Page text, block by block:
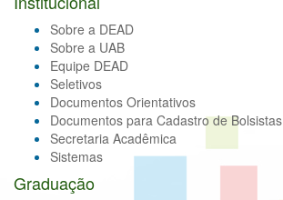
Sobre a DEAD
Sobre a UAB
Equipe DEAD
Seletivos
Documentos Orientativos
Documentos para Cadastro de Bolsistas
Secretaria Acadêmica
Sistemas
Graduação